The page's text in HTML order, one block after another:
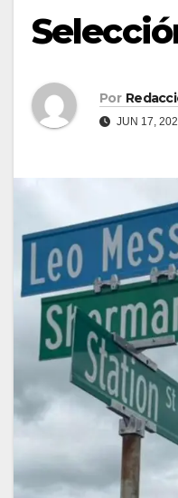
Por
JUN 17,